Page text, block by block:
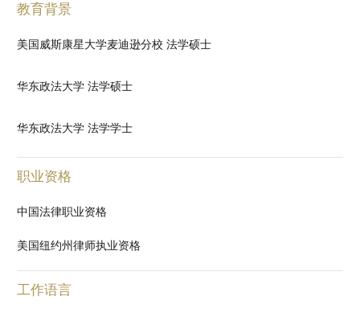
教育背景
美国威斯康星大学麦迪逊分校 法学硕士
华东政法大学 法学硕士
华东政法大学 法学学士
职业资格
中国法律职业资格
美国纽约州律师执业资格
工作语言